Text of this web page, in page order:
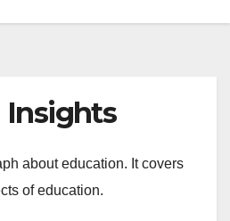
Insights
about education. It covers
of education.